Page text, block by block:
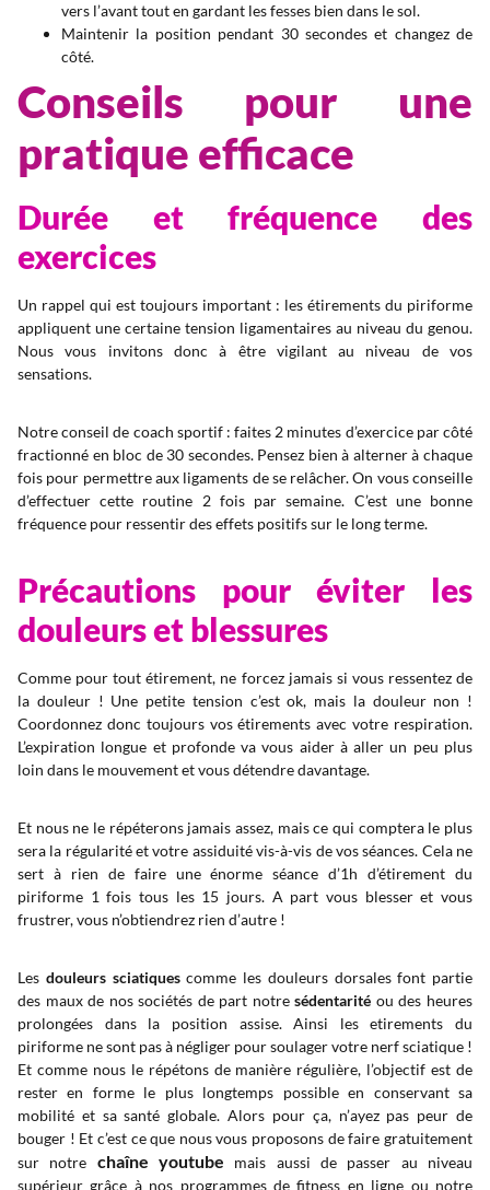
vers l’avant tout en gardant les fesses bien dans le sol.
Maintenir la position pendant 30 secondes et changez de
côté.
Conseils pour une
pratique efficace
Durée et fréquence des
exercices
Un rappel qui est toujours important : les étirements du piriforme
appliquent une certaine tension ligamentaires au niveau du genou.
Nous vous invitons donc à être vigilant au niveau de vos
sensations.
Notre conseil de coach sportif : faites 2 minutes d’exercice par côté
fractionné en bloc de 30 secondes. Pensez bien à alterner à chaque
fois pour permettre aux ligaments de se relâcher. On vous conseille
d’effectuer cette routine 2 fois par semaine. C’est une bonne
fréquence pour ressentir des effets positifs sur le long terme.
Précautions pour éviter les
douleurs et blessures
Comme pour tout étirement, ne forcez jamais si vous ressentez de
la douleur ! Une petite tension c’est ok, mais la douleur non !
Coordonnez donc toujours vos étirements avec votre respiration.
L’expiration longue et profonde va vous aider à aller un peu plus
loin dans le mouvement et vous détendre davantage.
Et nous ne le répéterons jamais assez, mais ce qui comptera le plus
sera la régularité et votre assiduité vis-à-vis de vos séances. Cela ne
sert à rien de faire une énorme séance d’1h d’étirement du
piriforme 1 fois tous les 15 jours. A part vous blesser et vous
frustrer, vous n’obtiendrez rien d’autre !
Les douleurs sciatiquescomme les douleurs dorsales font partie
des maux de nos sociétés de part notresédentarité ou des heures
prolongées dans la position assise. Ainsi les etirements du
piriforme ne sont pas à négliger pour soulager votre nerf sciatique !
Et comme nous le répétons de manière régulière, l’objectif est de
rester en forme le plus longtemps possible en conservant sa
mobilité et sa santé globale. Alors pour ça, n’ayez pas peur de
bouger ! Et c’est ce que nous vous proposons de faire gratuitement
sur notre chaîne youtube mais aussi de passer au niveau
supérieur grâce à nos programmes de fitness en ligne ou notre